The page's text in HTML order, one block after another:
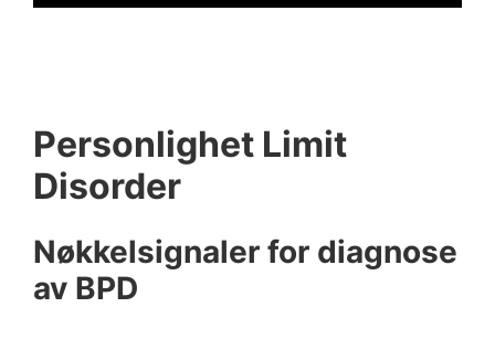
Personlighet Limit
Disorder
Nøkkelsignaler for diagnose
av BPD